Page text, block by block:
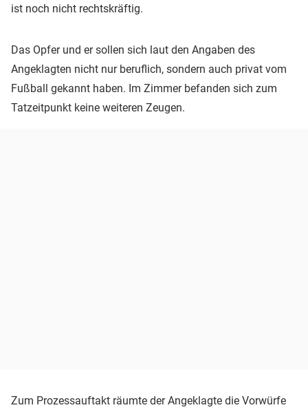
ist noch nicht rechtskräftig.
Das Opfer und er sollen sich laut den Angaben des
Angeklagten nicht nur beruflich, sondern auch privat vom
Fußball gekannt haben. Im Zimmer befanden sich zum
Tatzeitpunkt keine weiteren Zeugen.
Zum Prozessauftakt räumte der Angeklagte die Vorwürfe